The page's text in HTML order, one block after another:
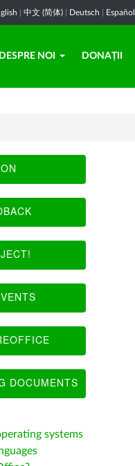
中文 (简体) Deutsch Español
DESPRE NOI DONAȚII
DOCUMENTS
systems